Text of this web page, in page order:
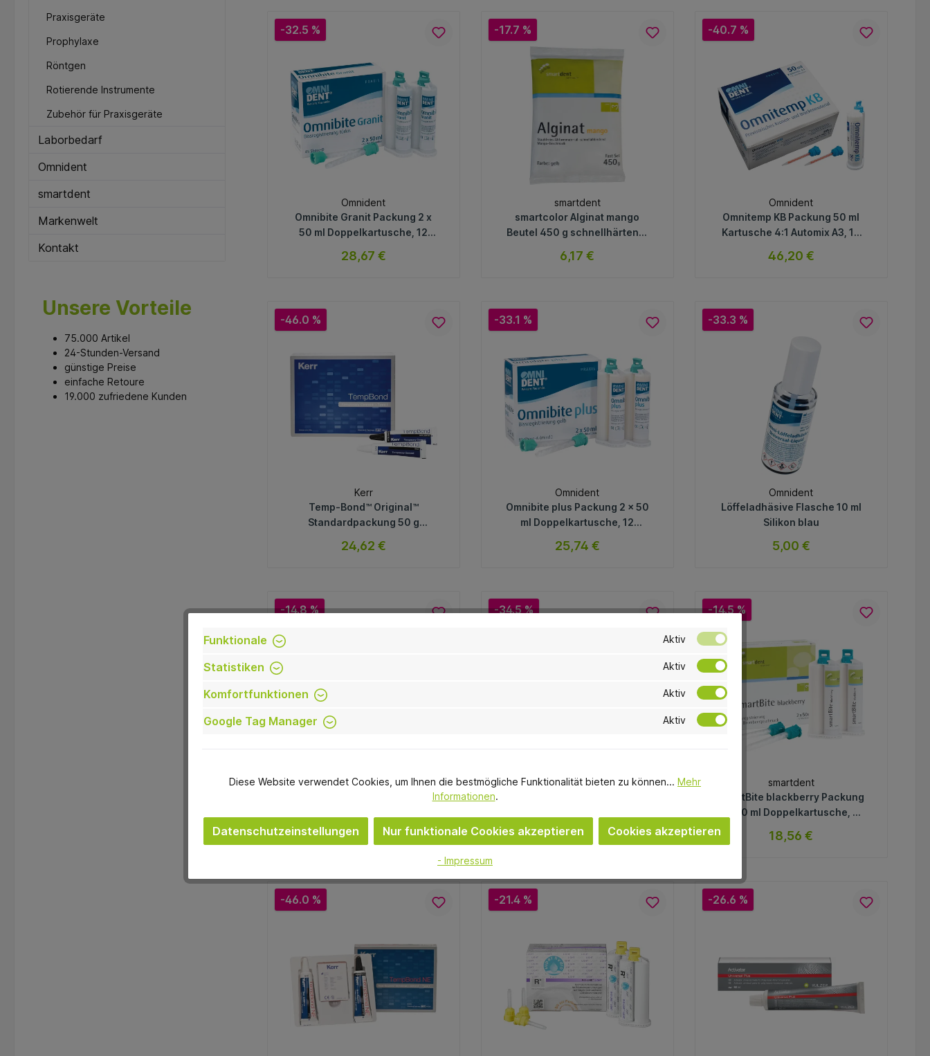
Praxisgeräte
Prophylaxe
Röntgen
Rotierende Instrumente
Zubehör für Praxisgeräte
Laborbedarf
Omnident
smartdent
Markenwelt
Kontakt
Unsere Vorteile
75.000 Artikel
24-Stunden-Versand
günstige Preise
einfache Retoure
19.000 zufriedene Kunden
In den Warenkorb
-32.5 %
Omnident
Omnibite Granit Packung 2 x
50 ml Doppelkartusche, 12
28,67 €
-17.7 %
smartdent
smartcolor Alginat mango
Beutel 450 g schnellhärtend,
orange/rot zu gelb
6,17 €
-40.7 %
Omnident
Omnitemp KB Packung 50 ml
Kartusche 4:1 Automix A3, 10
46,20 €
-46.0 %
Kerr
Temp-Bond™ Original™
Standardpackung 50 g
Katalysator, 1 Mischblock
24,62 €
-33.1 %
Omnident
Omnibite plus Packung 2 x 50
ml Doppelkartusche, 12
25,74 €
-33.3 %
Omnident
Löffeladhäsive Flasche 10 ml
Silikon blau
5,00 €
-14.8 %
Omnident
7,58 €
-34.5 %
Omnident
60, weiß
18,94 €
-14.5 %
smartdent
smartBite blackberry Packung
2 x 50 ml Doppelkartusche, 12
violett
18,56 €
-46.0 % -21.4 % -26.6 %
Funktionale Aktiv
Statistiken Aktiv
Komfortfunktionen Aktiv
Google Tag Manager Aktiv
Diese Website verwendet Cookies, um Ihnen die bestmögliche Funktionalität bieten zu können... Mehr
Informationen.
Datenschutzeinstellungen Nur funktionale Cookies akzeptieren Cookies akzeptieren
- Impressum